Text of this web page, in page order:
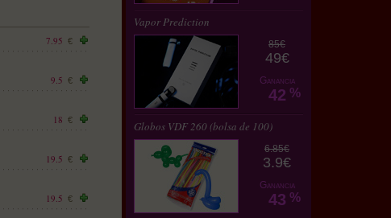
7.95 €
9.5 €
18 €
19.5 €
19.5 €
Vapor Prediction
85€
49€
Ganancia
42 %
Globos VDF 260 (bolsa de 100)
6.85€
3.9€
Ganancia
43 %